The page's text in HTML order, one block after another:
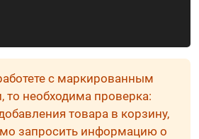
с маркированным
то необходима проверка:
товара в корзину,
запросить информацию о